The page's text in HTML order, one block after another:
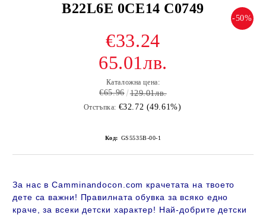
B22L6E 0CE14 C0749
-50%
€33.24
65.01лв.
Каталожна цена:
€65.96 129.01лв.
Отстъпка: €32.72 (49.61%)
Код: GS5535B-00-1
За нас в Camminandocon.com крачетата на твоето
дете са важни! Правилната обувка за всяко едно
краче, за всеки детски характер! Най-добрите детски